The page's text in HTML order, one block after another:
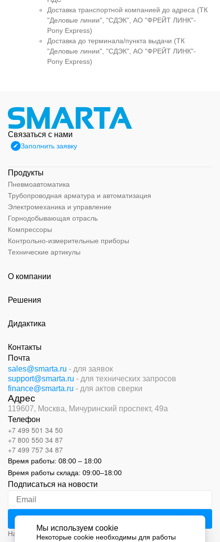
Доставка транспортной компанией до адреса (ТК
"Деловые линии", "СДЭК", АО "ФРЕЙТ ЛИНК"-
Pony Express)
Доставка до терминала/пункта выдачи (ТК
"Деловые линии", "СДЭК", АО "ФРЕЙТ ЛИНК"-
Pony Express)
Связаться с нами
Заполнить заявку
Продукты
Пневмоавтоматика
Трубопроводная арматура и автоматизация
Электромеханика и управление
Горнодобывающая отрасль
Компрессоры
Контрольно-измерительные приборы
Технические артикулы
О компании
Решения
Дидактика
Контакты
Почта
sales@smarta.ru - для заявок
support@smarta.ru - для технических запросов
finance@smarta.ru - для актов сверки
Адрес
119607, Москва, Мичуринский проспект, 49а
Телефон
+7 499 501 34 50
+7 800 550 34 87
+7 499 757 34 87
Время работы: 08:00 – 18:00
Время работы склада: 09:00–18:00
Подписаться на новости
Нажимая на кнопку «Подписаться», вы соглашаетесь с
Мы используем cookie
Некоторые cookie необходимы для работы